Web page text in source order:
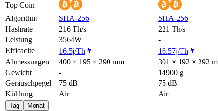
Top Coin
Algorithm
SHA-256
SHA-256
Hashrate
216 Th/s
221 Th/s
Leistung
3564W
-
Efficacité
16.5j/Th
16.57j/Th
Abmessungen
400 × 195 × 290 mm
301 × 192 × 292
Gewicht
-
14900 g
Geräuschpegel
75 dB
75 dB
Kühlung
Air Air
Tag
Monat